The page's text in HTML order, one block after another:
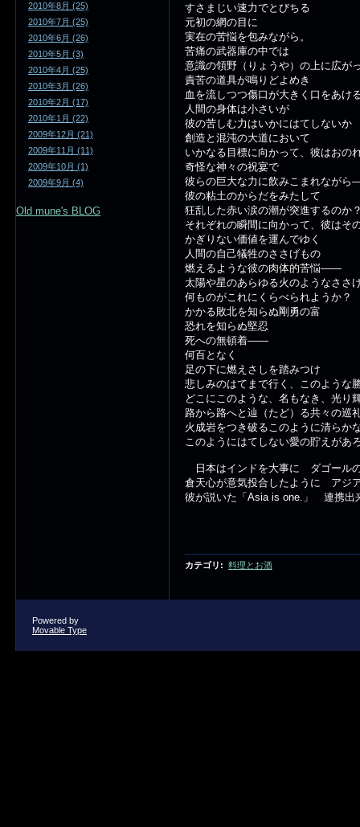
すさまじい速力でとびちる
元初の網の目に
実在の苦悩を包みながら。
苦痛の武器庫の中では
意識の領野（りょうや）の上に広が
責苦の道具が鳴りどよめき
血を流しつつ傷口が大きく口をあけ
人間の身体は小さいが
彼の苦しむ力はいかにはてしないか
創造と混沌の大道において
いかなる目標に向かって、彼はおの
奇怪な神々の祝宴で
彼らの巨大な力に飲みこまれなが
彼の粘土のからだをみたして
狂乱した赤い涙の潮が突進するのか
それぞれの瞬間に向かって、彼はそ
かぎりない価値を運んでゆく
人間の自己犠牲のささげもの
燃えるような彼の肉体的苦悩――
太陽や星のあらゆる火のようなささ
何ものがこれにくらべられようか？
かかる敗北を知らぬ剛勇の富
恐れを知らぬ堅忍
死への無頓着――
何百となく
足の下に燃えさしを踏みつけ
悲しみのはてまで行く、このよう
どこにこのような、名もなき、光り
路から路へと辿（たど）る共々の巡
火成岩をつき破るこのように清らか
このようにはてしない愛の貯えがあ
日本はインドを大事に ダゴール
倉天心が意気投合したように アジ
彼が説いた「Asia is one.」 連携
カテゴリ : 料理とお酒
2010年8月 (25)
2010年7月 (25)
2010年6月 (26)
2010年5月 (3)
2010年4月 (25)
2010年3月 (26)
2010年2月 (17)
2010年1月 (22)
2009年12月 (21)
2009年11月 (11)
2009年10月 (1)
2009年9月 (4)
Old mune's BLOG
Powered by
Movable Type